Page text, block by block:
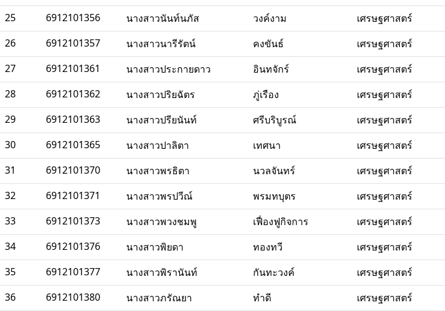
25
6912101356 นางสาวนันท์นภัส วงค์งาม เศรษฐศาสตร์
26
6912101357 นางสาวนารีรัตน์ คงขันธ์ เศรษฐศาสตร์
27
6912101361 นางสาวประกายดาว อินทจักร์ เศรษฐศาสตร์
28
6912101362 นางสาวปริยฉัตร ภู่เรือง เศรษฐศาสตร์
29
6912101363 นางสาวปรียนันท์ ศรีบริบูรณ์ เศรษฐศาสตร์
30
6912101365 นางสาวปาลิตา เทศนา เศรษฐศาสตร์
31
6912101370 นางสาวพรธิตา นวลจันทร์ เศรษฐศาสตร์
32
6912101371 นางสาวพรปวีณ์ พรมทบุตร เศรษฐศาสตร์
33
6912101373 นางสาวพวงชมพู เฟื่องฟูกิจการ เศรษฐศาสตร์
34
6912101376 นางสาวพิยดา ทองทวี เศรษฐศาสตร์
35
6912101377 นางสาวพิรานันท์ กันทะวงค์ เศรษฐศาสตร์
36
6912101380 นางสาวภรัณยา ทำดี เศรษฐศาสตร์